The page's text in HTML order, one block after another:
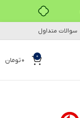
سوالات متداول
0
0تومان